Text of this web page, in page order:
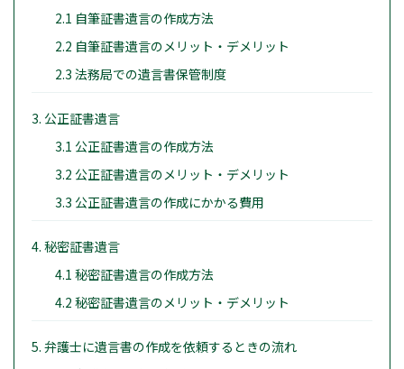
2.1 自筆証書遺言の作成方法
2.2 自筆証書遺言のメリット・デメリット
2.3 法務局での遺言書保管制度
3. 公正証書遺言
3.1 公正証書遺言の作成方法
3.2 公正証書遺言のメリット・デメリット
3.3 公正証書遺言の作成にかかる費用
4. 秘密証書遺言
4.1 秘密証書遺言の作成方法
4.2 秘密証書遺言のメリット・デメリット
5. 弁護士に遺言書の作成を依頼するときの流れ